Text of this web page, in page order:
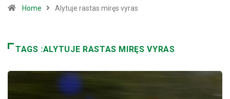
Home Alytuje rastas miręs vyras
TAGS :ALYTUJE RASTAS MIRĘS VYRAS